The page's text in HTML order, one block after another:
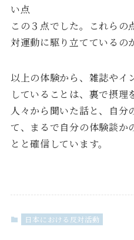
い点
この３点でした。これらの
対運動に駆り立てているの
以上の体験から、雑誌やイ
していることは、裏で摂理
人々から聞いた話と、自分
て、まるで自分の体験談か
とと確信しています。
日本における反対活動